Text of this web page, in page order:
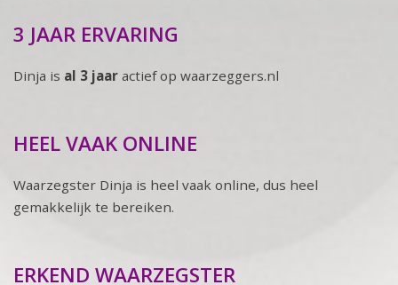
3 JAAR ERVARING
Dinja is al 3 jaar actief op waarzeggers.nl
HEEL VAAK ONLINE
Waarzegster Dinja is heel vaak online, dus heel
gemakkelijk te bereiken.
ERKEND WAARZEGSTER